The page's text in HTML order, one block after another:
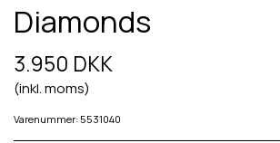
Diamonds
3.950 DKK
(inkl. moms)
Varenummer: 5531040